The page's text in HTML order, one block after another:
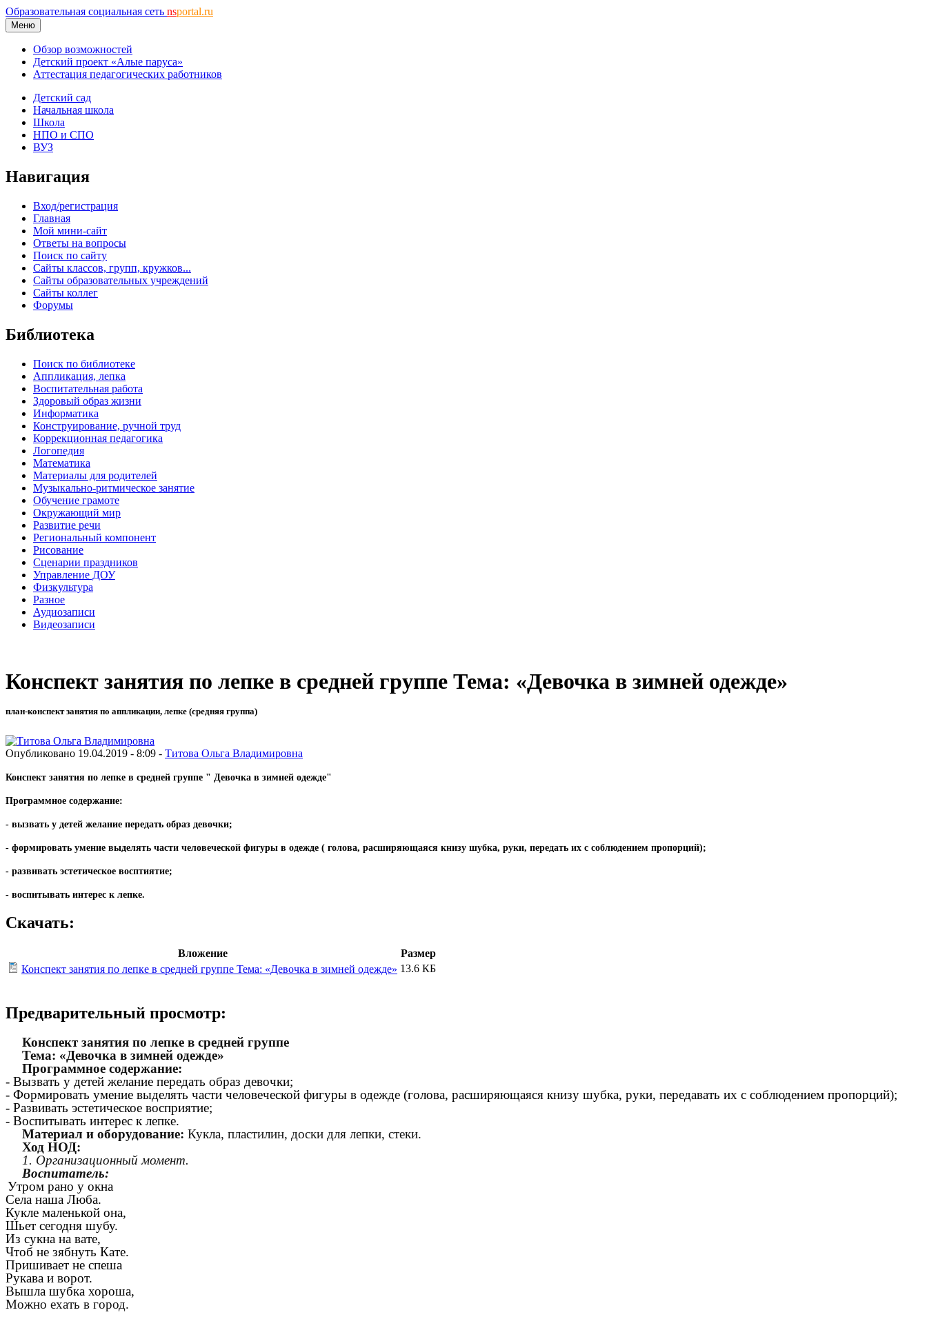
Образовательная социальная сеть nsportal.ru
Меню
Обзор возможностей
Детский проект «Алые паруса»
Аттестация педагогических работников
Детский сад
Начальная школа
Школа
НПО и СПО
ВУЗ
Навигация
Вход/регистрация
Главная
Мой мини-сайт
Ответы на вопросы
Поиск по сайту
Сайты классов, групп, кружков...
Сайты образовательных учреждений
Сайты коллег
Форумы
Библиотека
Поиск по библиотеке
Аппликация, лепка
Воспитательная работа
Здоровый образ жизни
Информатика
Конструирование, ручной труд
Коррекционная педагогика
Логопедия
Математика
Материалы для родителей
Музыкально-ритмическое занятие
Обучение грамоте
Окружающий мир
Развитие речи
Региональный компонент
Рисование
Сценарии праздников
Управление ДОУ
Физкультура
Разное
Аудиозаписи
Видеозаписи
Конспект занятия по лепке в средней группе Тема: «Девочка в зимней одежде»
план-конспект занятия по аппликации, лепке (средняя группа)
Опубликовано 19.04.2019 - 8:09 - Титова Ольга Владимировна
Конспект занятия по лепке в средней группе " Девочка в зимней одежде"
Программное содержание:
- вызвать у детей желание передать образ девочки;
- формировать умение выделять части человеческой фигуры в одежде ( голова, расширяющаяся книзу шубка, руки, передать их с соблюдением пропорций);
- развивать эстетическое восптиятие;
- воспитывать интерес к лепке.
Скачать:
Вложение
Размер
Конспект занятия по лепке в средней группе Тема: «Девочка в зимней одежде» 13.6 КБ
Предварительный просмотр:
Конспект занятия по лепке в средней группе
Тема: «Девочка в зимней одежде»
Программное содержание:
- Вызвать у детей желание передать образ девочки;
- Формировать умение выделять части человеческой фигуры в одежде (голова, расширяющаяся книзу шубка, руки, передавать их с соблюдением пропорций);
- Развивать эстетическое восприятие;
- Воспитывать интерес к лепке.
Материал и оборудование: Кукла, пластилин, доски для лепки, стеки.
Ход НОД:
1. Организационный момент.
Воспитатель:
Утром рано у окна
Села наша Люба.
Кукле маленькой она,
Шьет сегодня шубу.
Из сукна на вате,
Чтоб не зябнуть Кате.
Пришивает не спеша
Рукава и ворот.
Вышла шубка хороша,
Можно ехать в город.